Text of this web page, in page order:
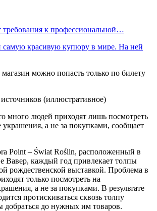
требования к профессиональной…
самую красивую купюру в мире. На ней
(иллюстративное)
много людей приходят лишь посмотреть
украшения, а не за покупками, сообщает
Point – Świat Roślin, расположенный в
Вавер, каждый год привлекает толпы
рождественской выставкой. Проблема в
только посмотреть на
а не за покупками. В результате
протискиваться сквозь толпу
добраться до нужных им товаров.